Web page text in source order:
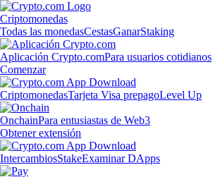
Criptomonedas
Todas las monedasCestasGanarStaking
Aplicación Crypto.comPara usuarios cotidianos
Comenzar
CriptomonedasTarjeta Visa prepagoLevel Up
OnchainPara entusiastas de Web3
Obtener extensión
IntercambiosStakeExaminar DApps